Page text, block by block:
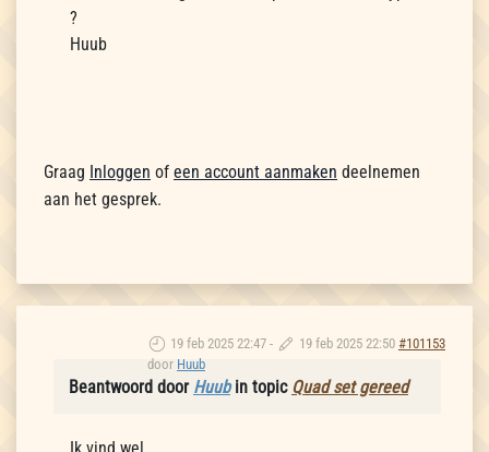
?
Huub
Graag Inloggen of een account aanmaken deelnemen
aan het gesprek.
19 feb 2025 22:47 - 19 feb 2025 22:50 #101153
door Huub
Beantwoord door Huubin topic Quad set gereed